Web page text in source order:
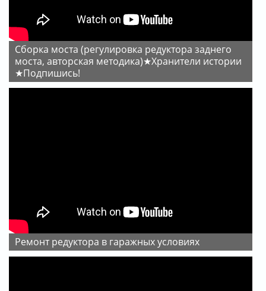
Сборка моста (регулировка редуктора заднего
моста, авторская методика)★Хранители истории
★Подпишись!
ремонт редуктора в гаражных условиях